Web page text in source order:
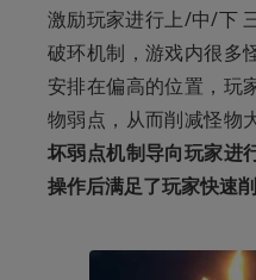
激励玩家进行上/中/下
破环机制，游戏内很多
安排在偏高的位置，玩
物弱点，从而削减怪物
坏弱点机制导向玩家进
操作后满足了玩家快速